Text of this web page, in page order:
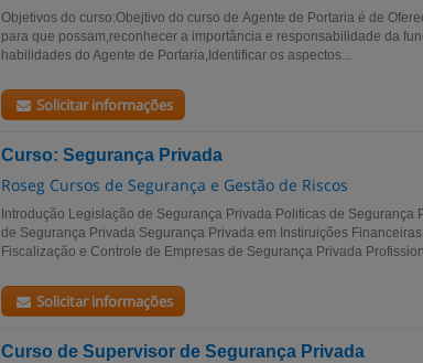
Objetivos do curso:Obejtivo do curso de Agente de Portaria é de
para que possam,reconhecer a importância e responsabilidade da
habilidades do Agente de Portaria,Identificar os aspectos...
Solicitar informações
Curso: Segurança Privada
Roseg Cursos de Segurança e Gestão de Riscos
Introdução Legislação de Segurança Privada Politicas de Segurança
de Segurança Privada Segurança Privada em Instiruições
Fiscalização e Controle de Empresas de Segurança Privada
Solicitar informações
Curso de Supervisor de Segurança Privada